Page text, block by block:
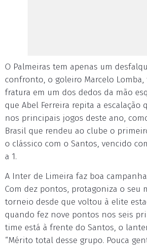
O Palmeiras tem apenas um
confronto, o goleiro Marcelo
fratura em um dos dedos da mão
que Abel Ferreira repita a escalação
nos principais jogos deste ano,
Brasil que rendeu ao clube o
o clássico com o Santos, vencido
a 1.
A Inter de Limeira faz boa
Com dez pontos, protagoniza o
torneio desde que voltou à elite
quando fez nove pontos nos seis
time está à frente do Santos, o
“Mérito total desse grupo. Pouca